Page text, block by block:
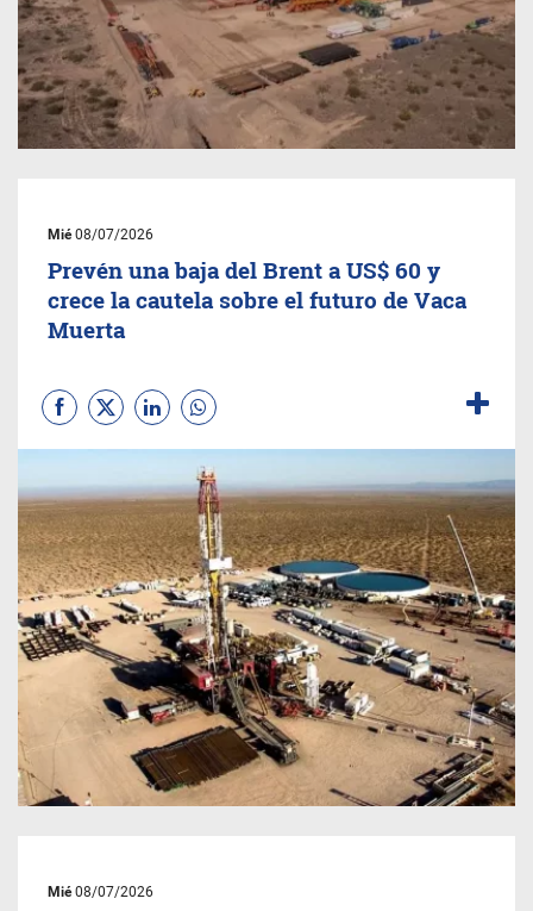
Mié08/07/2026
Prevén una baja del Brent a US$ 60 y
crece la cautela sobre el futuro de Vaca
Muerta
Mié08/07/2026